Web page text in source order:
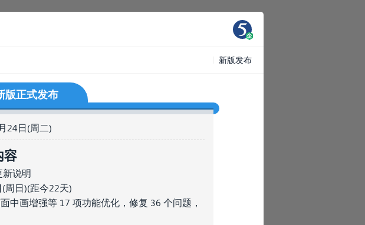
新版发布
版正式发布
24日(周二)
容
新说明
周日)(距今22天)
中画增强等 17 项功能优化，修复 36 个问题，